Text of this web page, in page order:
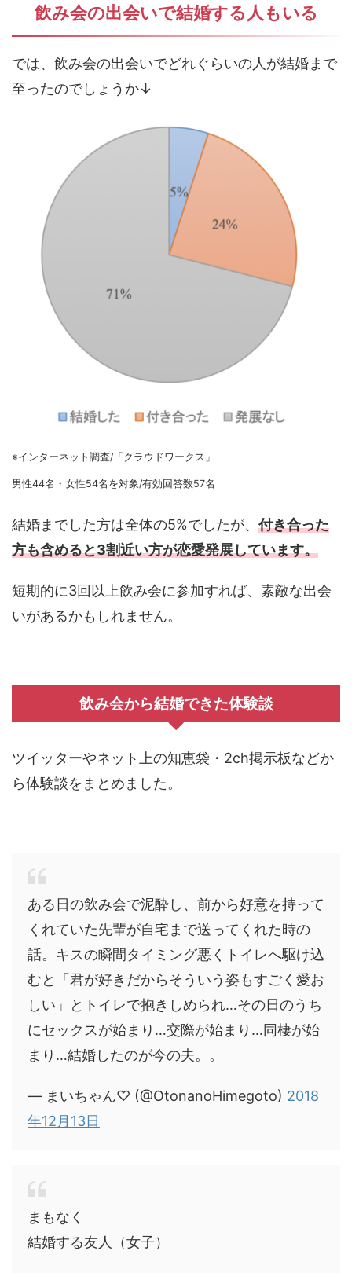
飲み会の出会いで結婚する人もいる
では、飲み会の出会いでどれぐらいの人が結婚まで
至ったのでしょうか↓
※インターネット調査/「クラウドワークス」
男性44名・女性54名を対象/有効回答数57名
結婚までした方は全体の5%でしたが、付き合った
方も含めると3割近い方が恋愛発展しています。
短期的に3回以上飲み会に参加すれば、素敵な出会
いがあるかもしれません。
飲み会から結婚できた体験談
ツイッターやネット上の知恵袋・2ch掲示板などか
ら体験談をまとめました。
ある日の飲み会で泥酔し、前から好意を持って
くれていた先輩が自宅まで送ってくれた時の
話。キスの瞬間タイミング悪くトイレへ駆け込
むと「君が好きだからそういう姿もすごく愛お
しい」とトイレで抱きしめられ…その日のうち
にセックスが始まり…交際が始まり…同棲が始
まり…結婚したのが今の夫。。
— まいちゃん♡ (@OtonanoHimegoto) 2018
年12月13日
まもなく
結婚する友人（女子）